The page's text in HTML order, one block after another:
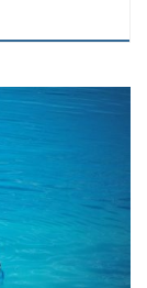
statt.
der